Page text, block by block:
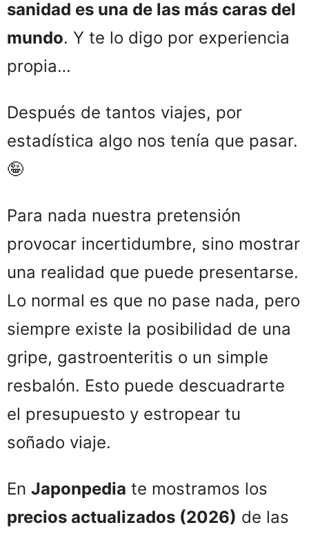
sanidad es una de las más caras del
mundo. Y te lo digo por experiencia
propia…
Después de tantos viajes, por
estadística algo nos tenía que pasar.
🤪
Para nada nuestra pretensión
provocar incertidumbre, sino mostrar
una realidad que puede presentarse.
Lo normal es que no pase nada, pero
siempre existe la posibilidad de una
gripe, gastroenteritis o un simple
resbalón. Esto puede descuadrarte
el presupuesto y estropear tu
soñado viaje.
En Japonpedia te mostramos los
precios actualizados (2026) de las